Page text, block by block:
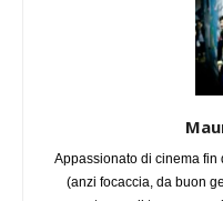
Appassionato di cinema fin
(anzi focaccia, da buon